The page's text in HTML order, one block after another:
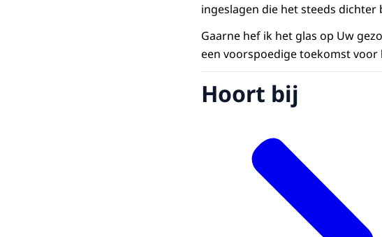
ingeslagen die het steeds
Gaarne hef ik het glas op Uw
een voorspoedige toekomst voor
Hoort bij